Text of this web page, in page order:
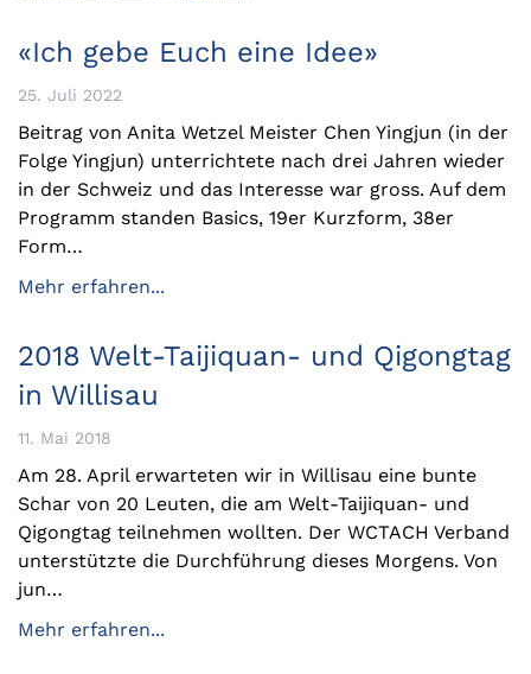
«Ich gebe Euch eine Idee»
25. Juli 2022
Beitrag von Anita Wetzel Meister Chen Yingjun (in der
Folge Yingjun) unterrichtete nach drei Jahren wieder
in der Schweiz und das Interesse war gross. Auf dem
Programm standen Basics, 19er Kurzform, 38er
Form…
Mehr erfahren...
2018 Welt-Taijiquan- und Qigongtag
in Willisau
11. Mai 2018
Am 28. April erwarteten wir in Willisau eine bunte
Schar von 20 Leuten, die am Welt-Taijiquan- und
Qigongtag teilnehmen wollten. Der WCTACH Verband
unterstützte die Durchführung dieses Morgens. Von
jun…
Mehr erfahren...